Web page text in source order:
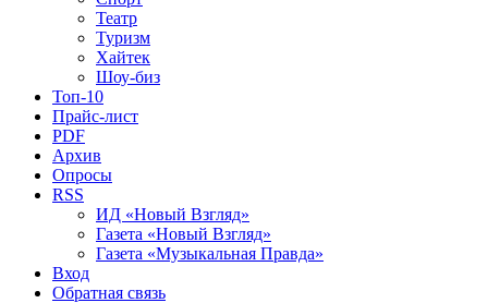
Театр
Туризм
Хайтек
Шоу-биз
Топ-10
Прайс-лист
PDF
Архив
Опросы
RSS
ИД «Новый Взгляд»
Газета «Новый Взгляд»
Газета «Музыкальная Правда»
Вход
Обратная связь